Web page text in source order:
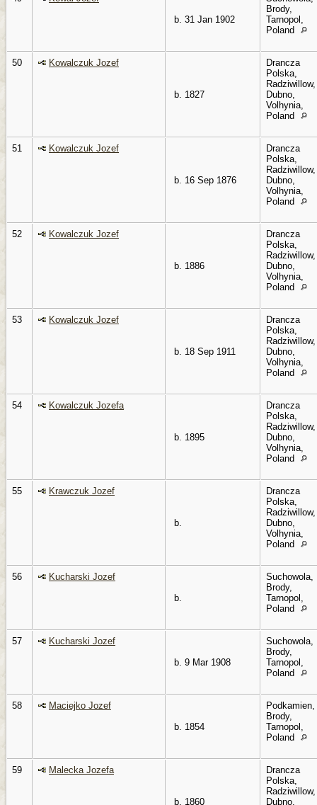
b. 31 Jan 1902
Brody,
Tarnopol,
Poland
50 Kowalczuk Jozef
b. 1827
Drancza
Polska,
Radziwillow,
Dubno,
Volhynia,
Poland
51 Kowalczuk Jozef
b. 16 Sep 1876
Drancza
Polska,
Radziwillow,
Dubno,
Volhynia,
Poland
52 Kowalczuk Jozef
b. 1886
Drancza
Polska,
Radziwillow,
Dubno,
Volhynia,
Poland
53 Kowalczuk Jozef
b. 18 Sep 1911
Drancza
Polska,
Radziwillow,
Dubno,
Volhynia,
Poland
54 Kowalczuk Jozefa
b. 1895
Drancza
Polska,
Radziwillow,
Dubno,
Volhynia,
Poland
55 Krawczuk Jozef
b.
Drancza
Polska,
Radziwillow,
Dubno,
Volhynia,
Poland
56
Kucharski Jozef
b.
Suchowola,
Brody,
Tarnopol,
Poland
57
Kucharski Jozef
b. 9 Mar 1908
Suchowola,
Brody,
Tarnopol,
Poland
58
Maciejko Jozef
b. 1854
Podkamien,
Brody,
Tarnopol,
Poland
59 Malecka Jozefa
b. 1860
Drancza
Polska,
Radziwillow,
Dubno,